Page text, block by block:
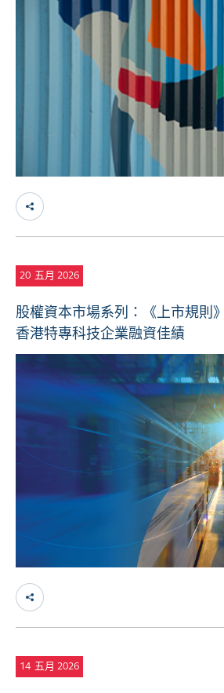
20 五月 2026
股權資本市場系列：《上市規則
香港特專科技企業融資佳績
14 五月 2026